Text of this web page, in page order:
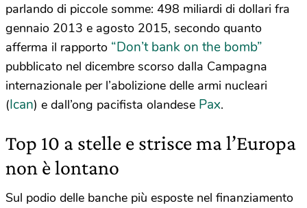
parlando di piccole somme: 498 miliardi di dollari fra
gennaio 2013 e agosto 2015, secondo quanto
afferma il rapporto “Don’t bank on the bomb”
pubblicato nel dicembre scorso dalla Campagna
internazionale per l’abolizione delle armi nucleari
(Ican) e dall’ong pacifista olandese Pax.
Top 10 a stelle e strisce ma l’Europa
non è lontano
Sul podio delle banche più esposte nel finanziamento